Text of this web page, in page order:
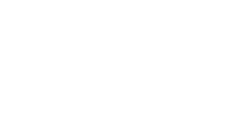
DÉFILER UN TEXTE